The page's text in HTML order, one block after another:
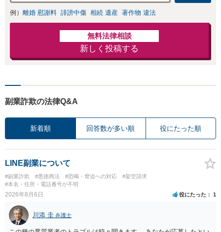
ます。
例） 離婚 慰謝料 誹謗中傷 相続 遺産 著作物 違法
無料法律相談
新しく投稿する
副業詐欺の法律Q&A
新着順 回答数が多い順 役にたった順
LINE副業について
#副業詐欺 #悪徳商法 #恐喝・脅迫への対応
#架空請求
#本名・住所・電話番号が不明
2026年8月6日 役にたった 1
川添 圭 弁護士